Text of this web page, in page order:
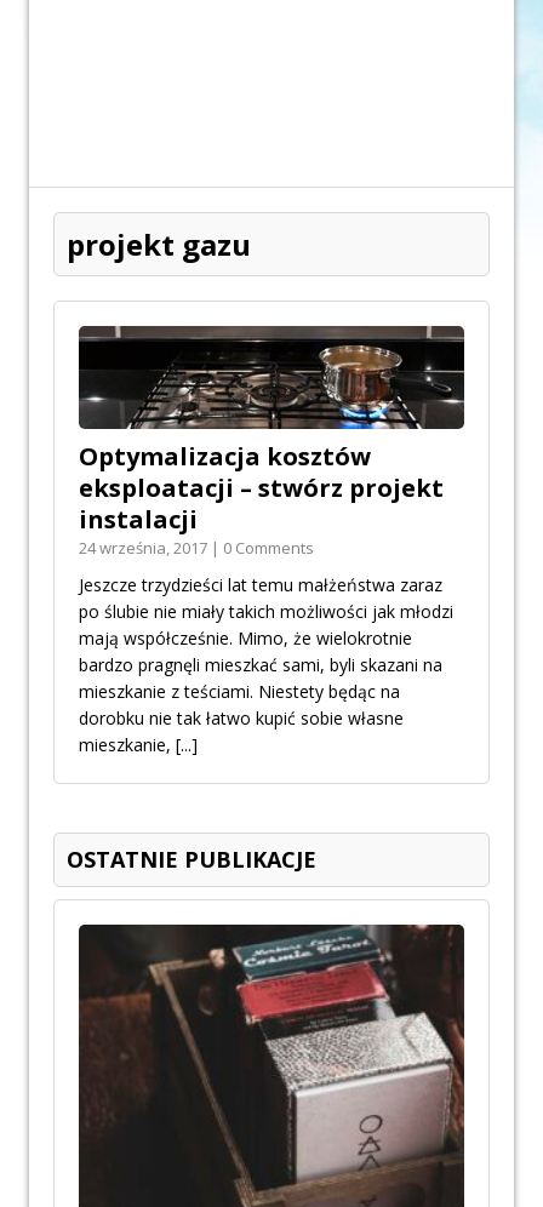
projekt gazu
Optymalizacja kosztów
eksploatacji – stwórz projekt
instalacji
24 września, 2017 | 0 Comments
Jeszcze trzydzieści lat temu małżeństwa zaraz
po ślubie nie miały takich możliwości jak młodzi
mają współcześnie. Mimo, że wielokrotnie
bardzo pragnęli mieszkać sami, byli skazani na
mieszkanie z teściami. Niestety będąc na
dorobku nie tak łatwo kupić sobie własne
mieszkanie, [...]
OSTATNIE PUBLIKACJE